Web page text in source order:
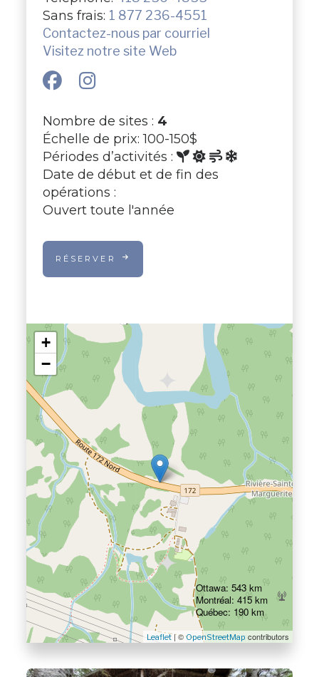
Sans frais: 1 877 236-4551
Contactez-nous par courriel
Visitez notre site Web
Nombre de sites : 4
Échelle de prix: 100-150$
Périodes d’activités :
Date de début et de fin des
opérations :
Ouvert toute l'année
RÉSERVER
+
−
Leaflet| ©OpenStreetMap contributors
Ottawa: 543 km
Montréal: 415 km
Québec: 190 km